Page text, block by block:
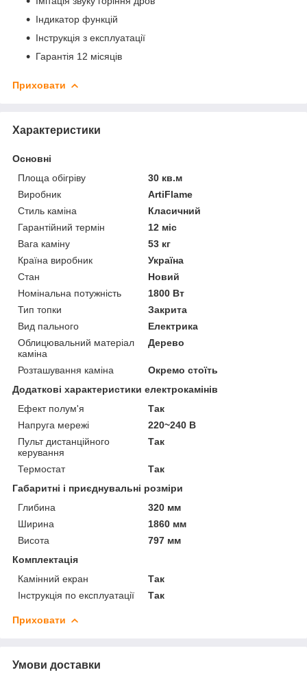
Індикатор функцій
Інструкція з експлуатації
Гарантія 12 місяців
Приховати
Характеристики
Основні
Площа обігріву
30 кв.м
Виробник
ArtiFlame
Стиль каміна
Класичний
Гарантійний термін
12 міс
Вага каміну
53 кг
Країна виробник
Україна
Стан
Новий
Номінальна потужність
1800 Вт
Тип топки
Закрита
Вид пального
Електрика
Облицювальний матеріал
каміна
Дерево
Розташування каміна
Окремо стоїть
Додаткові характеристики електрокамінів
Ефект полум'я
Так
Напруга мережі
220~240 В
Пульт дистанційного
керування
Так
Термостат
Так
Габаритні і приєднувальні розміри
Глибина
320 мм
Ширина
1860 мм
Висота
797 мм
Комплектація
Камінний екран
Так
Інструкція по експлуатації
Так
Приховати
Умови доставки